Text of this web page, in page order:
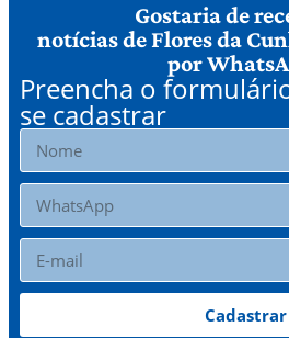
Gostaria de
notícias de Flores da
por
Preencha o
se cadastrar
Cadastrar